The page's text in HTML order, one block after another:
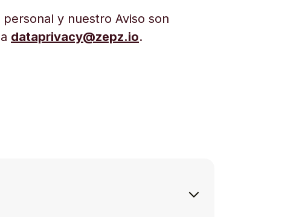
y nuestro Aviso son
a dataprivacy@zepz.io.